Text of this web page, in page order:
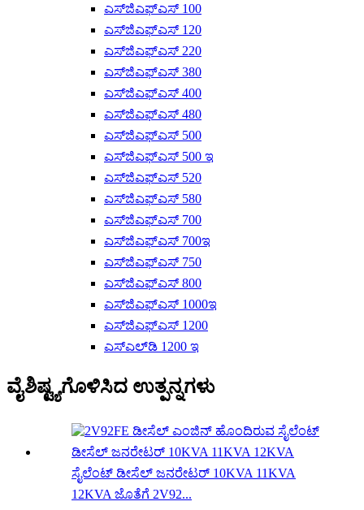
ಎಸ್‌ಜಿಎಫ್‌ಎಸ್ 100
ಎಸ್‌ಜಿಎಫ್‌ಎಸ್ 120
ಎಸ್‌ಜಿಎಫ್‌ಎಸ್ 220
ಎಸ್‌ಜಿಎಫ್‌ಎಸ್ 380
ಎಸ್‌ಜಿಎಫ್‌ಎಸ್ 400
ಎಸ್‌ಜಿಎಫ್‌ಎಸ್ 480
ಎಸ್‌ಜಿಎಫ್‌ಎಸ್ 500
ಎಸ್‌ಜಿಎಫ್‌ಎಸ್ 500 ಇ
ಎಸ್‌ಜಿಎಫ್‌ಎಸ್ 520
ಎಸ್‌ಜಿಎಫ್‌ಎಸ್ 580
ಎಸ್‌ಜಿಎಫ್‌ಎಸ್ 700
ಎಸ್‌ಜಿಎಫ್‌ಎಸ್ 700ಇ
ಎಸ್‌ಜಿಎಫ್‌ಎಸ್ 750
ಎಸ್‌ಜಿಎಫ್‌ಎಸ್ 800
ಎಸ್‌ಜಿಎಫ್‌ಎಸ್ 1000ಇ
ಎಸ್‌ಜಿಎಫ್‌ಎಸ್ 1200
ಎಸ್‌ಎಲ್‌ಡಿ 1200 ಇ
ವೈಶಿಷ್ಟ್ಯಗೊಳಿಸಿದ ಉತ್ಪನ್ನಗಳು
ಸೈಲೆಂಟ್ ಡೀಸೆಲ್ ಜನರೇಟರ್ 10KVA 11KVA
12KVA ಜೊತೆಗೆ 2V92...